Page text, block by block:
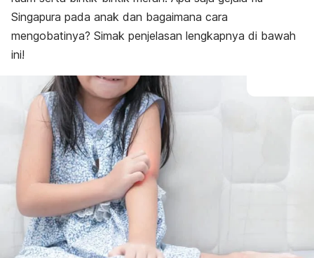
Singapura pada anak dan bagaimana cara
mengobatinya? Simak penjelasan lengkapnya di bawah
ini!